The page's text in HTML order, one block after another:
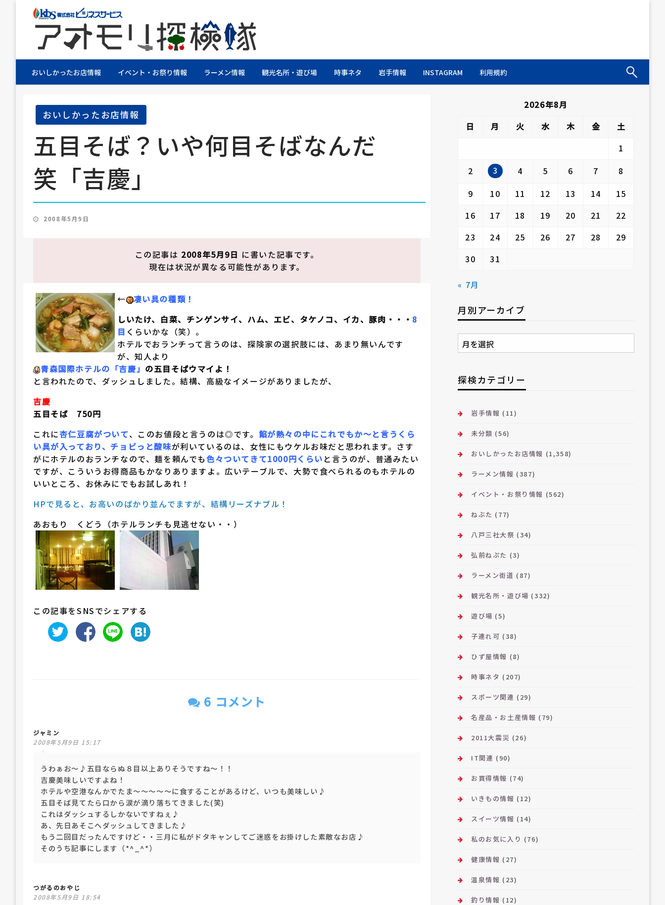
アオモリ探検隊
株式会社ビジネスサービス社員が青森県を探検するブログ
おいしかったお店情報 イベント・お祭り情報 ラーメン情報 観光名所・遊び場 時事ネタ 岩手情報 INSTAGRAM 利用規約
おいしかったお店情報
五目そば？いや何目そばなんだ
笑「吉慶」
投
2008年5月9日
この記事は 2008年5月9日 に書いた記事です。
現在は状況が異なる可能性があります。
←
凄い具の種類！
しいたけ、白菜、チンゲンサイ、ハム、エビ、タケノコ、イカ、豚肉・・・ 8
目 くらいかな（笑）。
ホテルでおランチって言うのは、探険家の選択肢には、あまり無いんです
が、知人より
青森国際ホテルの「吉慶」 の五目そばウマイよ！
と言われたので、ダッシュしました。結構、高級なイメージがありましたが、
吉慶
五目そば 750円
これに杏仁豆腐がついて、このお値段と言うのは◎です。 餡が熱々の中にこれでもか～と言うくら
い具が入っており、チョビっと酸味が利いているのは、女性にもウケルお味だと思われます。さす
がにホテルのおランチなので、麺を頼んでも色々ついてきて1000円くらい と言うのが、普通みたい
ですが、こういうお得商品もかなりありますよ。広いテーブルで、大勢で食べられるのもホテルの
いいところ、お休みにでもお試しあれ！
HPで見ると、お高いのばかり並んでますが、結構リーズナブル！
あおもり くどう（ホテルランチも見逃せない・・）
この記事をSNSでシェアする
6 コメント
ジャミン
2008年5月9日 15:17
うわぁお～♪五目ならぬ８目以上ありそうですね～！！
吉慶美味しいですよね！
ホテルや空港なんかでたま～～～～～に食することがあるけど、いつも美味しい♪
五目そば見てたら口から涙が滴り落ちてきました(笑)
これはダッシュするしかないですねぇ♪
あ、先日あそこへダッシュしてきました♪
もう二回目だったんですけど・・三月に私がドタキャンしてご迷惑をお掛けした素敵なお店♪
そのうち記事にします（*^_^*）
つがるのおやじ
2008年5月9日 18:54
2026年8月
日
月 火 水 木 金
土
1
2
3 4 5 6 7
8
9
10 11 12 13 14
15
16
17 18 19 20 21
22
23
24 25 26 27 28
29
30
31
« 7月
月別アーカイブ
月
別
ー
カ
ブ
探検カテゴリー
岩手情報 (11)
未分類 (56)
おいしかったお店情報 (1,358)
ラーメン情報 (387)
イベント・お祭り情報 (562)
ねぶた (77)
八戸三社大祭 (34)
弘前ねぷた (3)
ラーメン街道 (87)
観光名所・遊び場 (332)
遊び場 (5)
子連れ可 (38)
ひず屋情報 (8)
時事ネタ (207)
スポーツ関連 (29)
名産品・お土産情報 (79)
2011大震災 (26)
IT関連 (90)
お買得情報 (74)
いきもの情報 (12)
スイーツ情報 (14)
私のお気に入り (76)
健康情報 (27)
温泉情報 (23)
釣り情報 (12)